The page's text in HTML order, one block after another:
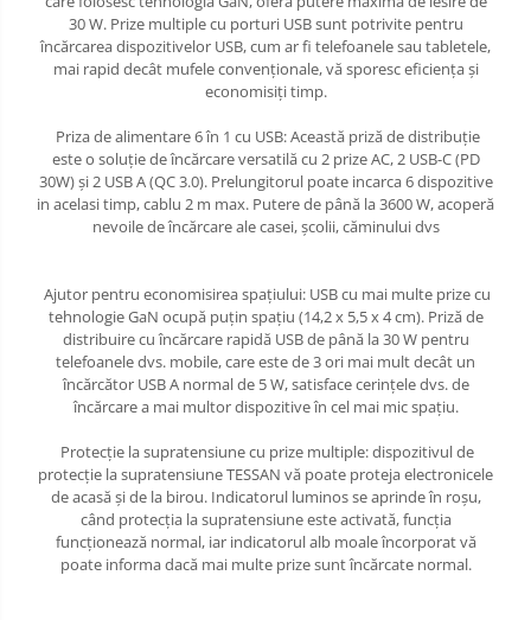
30 W. Prize multiple cu porturi USB sunt potrivite pentru
încărcarea dispozitivelor USB, cum ar fi telefoanele sau tabletele,
mai rapid decât mufele convenționale, vă sporesc eficiența și
economisiți timp.
Priza de alimentare 6 în 1 cu USB: Această priză de distribuție
este o soluție de încărcare versatilă cu 2 prize AC, 2 USB-C (PD
30W) și 2 USB A (QC 3.0). Prelungitorul poate incarca 6 dispozitive
in acelasi timp, cablu 2 m max. Putere de până la 3600 W, acoperă
nevoile de încărcare ale casei, școlii, căminului dvs
Ajutor pentru economisirea spațiului: USB cu mai multe prize cu
tehnologie GaN ocupă puțin spațiu (14,2 x 5,5 x 4 cm). Priză de
distribuire cu încărcare rapidă USB de până la 30 W pentru
telefoanele dvs. mobile, care este de 3 ori mai mult decât un
încărcător USB A normal de 5 W, satisface cerințele dvs. de
încărcare a mai multor dispozitive în cel mai mic spațiu.
Protecție la supratensiune cu prize multiple: dispozitivul de
protecție la supratensiune TESSAN vă poate proteja electronicele
de acasă și de la birou. Indicatorul luminos se aprinde în roșu,
când protecția la supratensiune este activată, funcția
funcționează normal, iar indicatorul alb moale încorporat vă
poate informa dacă mai multe prize sunt încărcate normal.